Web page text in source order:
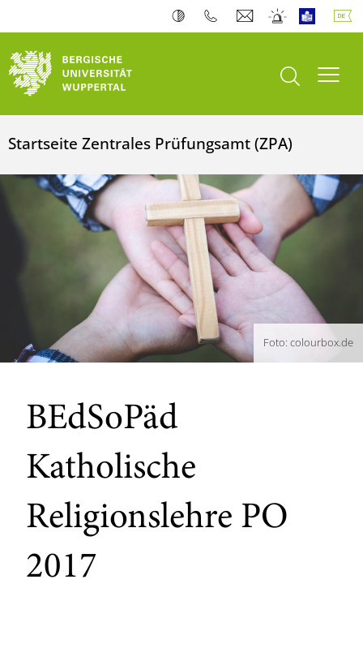
Suche öffnen
Startseite Zentrales Prüfungsamt (ZPA)
Foto: colourbox.de
BEdSoPäd
Katholische
Religionslehre PO
2017